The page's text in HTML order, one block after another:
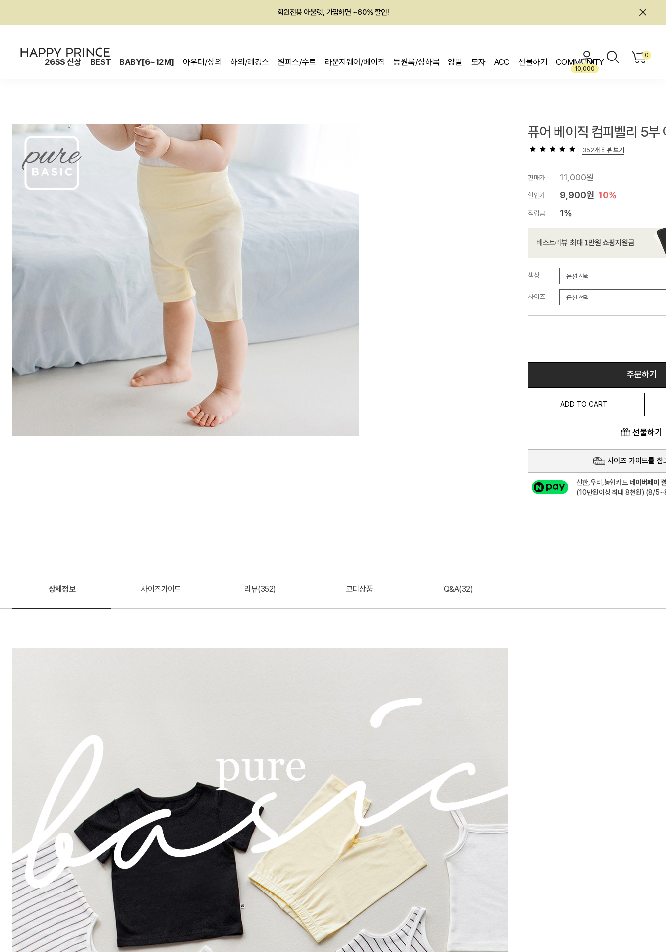
회원전용 아울렛, 가입하면 ~60% 할인!
26SS 신상 BEST BABY[6~12M] 아우터/상의 하의/레깅스 원피스/수트 라운지웨어/베이직 등원룩/상하복 양말 모자 ACC 선물하기 COMMUNITY
10,000
0
퓨어 베이직 컴피벨리 5부
352개 리뷰 보기
판매가 11,000원
할인가 9,900원 10%
적립금 1%
색상
사이즈
주문하기
ADD TO CART
선물하기
사이즈 가이드를 참
신한,우리,농협카드 네이버페이
(10만원이상 최대 8천원) (8/
상세정보 사이즈가이드 리뷰(352) 코디상품 Q&A(32)